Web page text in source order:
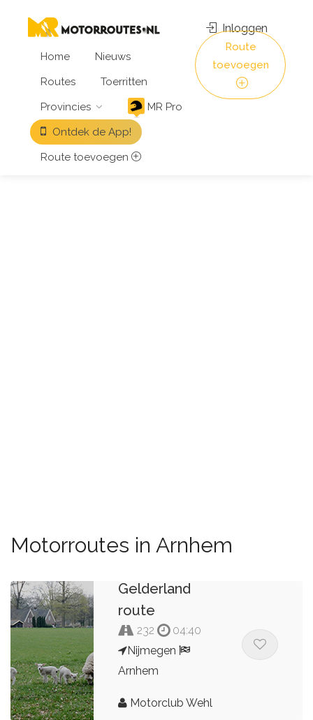
Home
Nieuws
Routes
Toerritten
Provincies
MR Pro
Ontdek de App!
Route toevoegen
Inloggen
Route
toevoegen
Motorroutes in Arnhem
Gelderland
route
232
04:40
Nijmegen
Arnhem
Motorclub Wehl